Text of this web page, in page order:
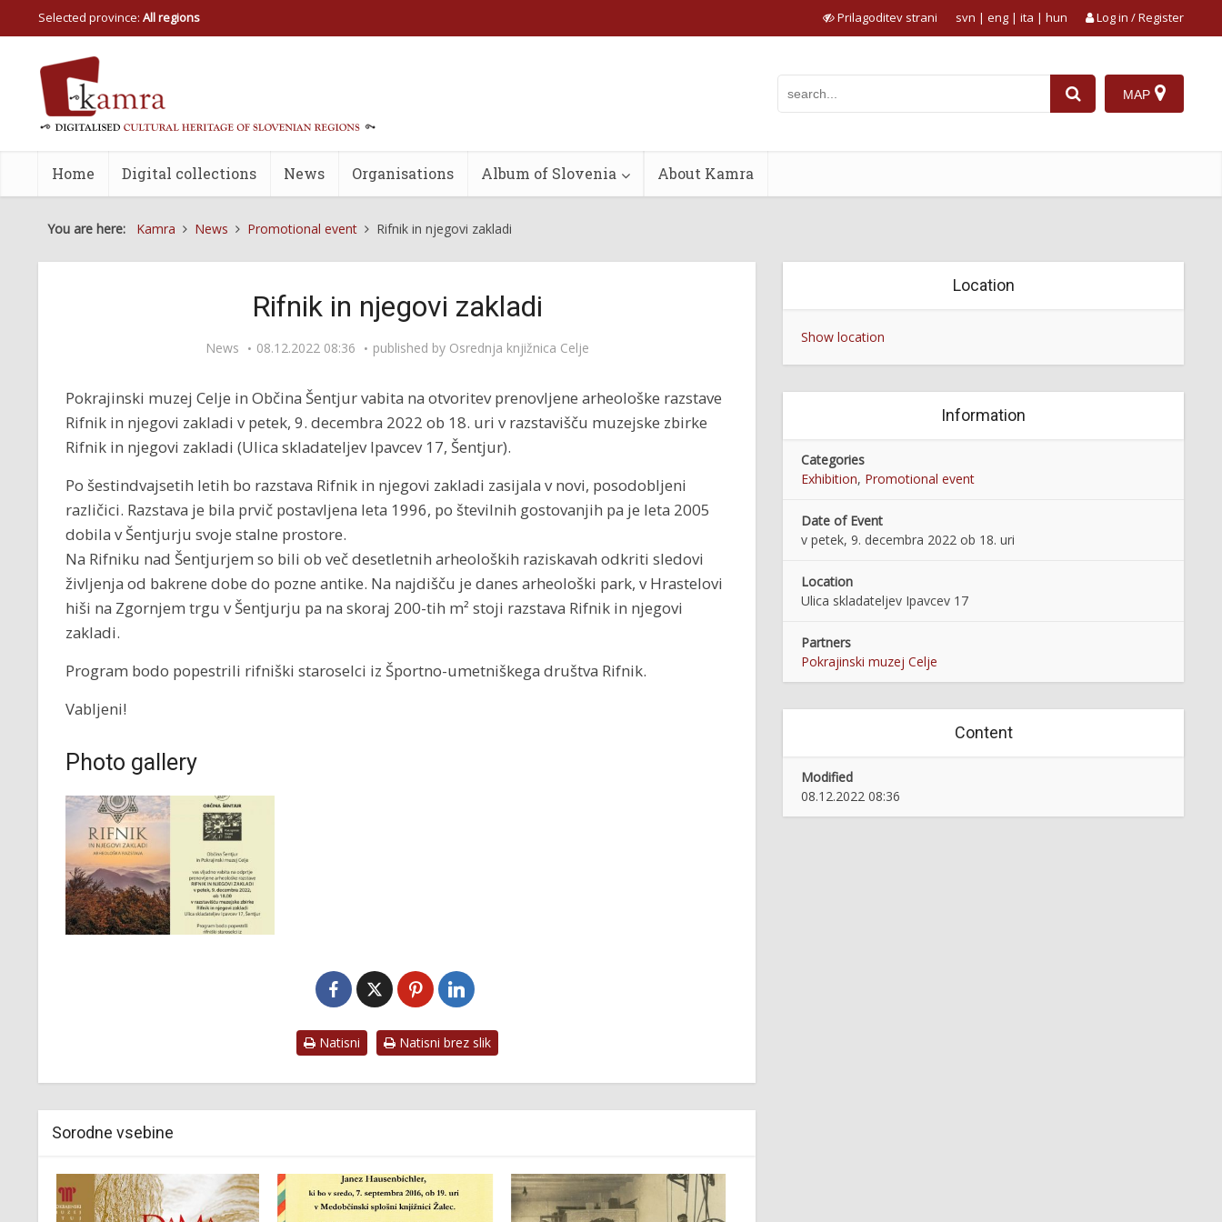
Selected province: All regions Prilagoditev strani Log in / Register
svn | eng | ita | hun
MAP
Home Digital collections News Organisations Album of Slovenia About Kamra
You are here: Kamra News Promotional event Rifnik in njegovi zakladi
Rifnik in njegovi zakladi
News 08.12.2022 08:36 published by Osrednja knjižnica Celje
Pokrajinski muzej Celje in Občina Šentjur vabita na otvoritev prenovljene arheološke razstave
Rifnik in njegovi zakladi v petek, 9. decembra 2022 ob 18. uri v razstavišču muzejske zbirke
Rifnik in njegovi zakladi (Ulica skladateljev Ipavcev 17, Šentjur).
Po šestindvajsetih letih bo razstava Rifnik in njegovi zakladi zasijala v novi, posodobljeni
različici. Razstava je bila prvič postavljena leta 1996, po številnih gostovanjih pa je leta 2005
dobila v Šentjurju svoje stalne prostore.
Na Rifniku nad Šentjurjem so bili ob več desetletnih arheoloških raziskavah odkriti sledovi
življenja od bakrene dobe do pozne antike. Na najdišču je danes arheološki park, v Hrastelovi
hiši na Zgornjem trgu v Šentjurju pa na skoraj 200-tih m² stoji razstava Rifnik in njegovi
zakladi.
Program bodo popestrili rifniški staroselci iz Športno-umetniškega društva Rifnik.
Vabljeni!
Photo gallery
Natisni Natisni brez slik
Sorodne vsebine
Location
Show location
Information
Categories
Exhibition, Promotional event
Date of Event
v petek, 9. decembra 2022 ob 18. uri
Location
Ulica skladateljev Ipavcev 17
Partners
Pokrajinski muzej Celje
Content
Modified
08.12.2022 08:36